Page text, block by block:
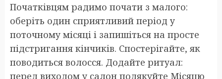
Початківцям радимо почати з малого:
оберіть один сприятливий період у
поточному місяці і запишіться на просте
підстригання кінчиків. Спостерігайте, як
поводиться волосся. Додайте ритуал:
перед виходом у салон подякуйте Місяцю